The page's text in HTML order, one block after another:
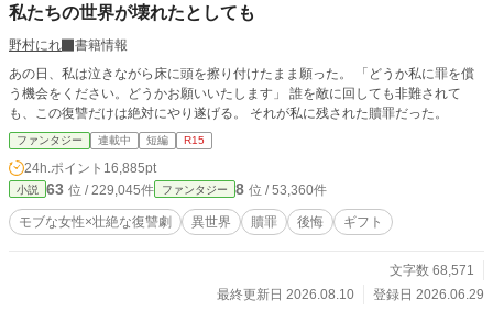
私たちの世界が壊れたとしても
野村にれ
書籍情報
あの日、私は泣きながら床に頭を擦り付けたまま願った。 「どうか私に罪を償
う機会をください。どうかお願いいたします」 誰を敵に回しても非難されて
も、この復讐だけは絶対にやり遂げる。 それが私に残された贖罪だった。
ファンタジー 連載中 短編 R15
24h.ポイント 16,885pt
小説 63 位 / 229,045件 ファンタジー 8 位 / 53,360件
モブな女性×壮絶な復讐劇 異世界 贖罪 後悔 ギフト
文字数 68,571
最終更新日 2026.08.10
登録日 2026.06.29